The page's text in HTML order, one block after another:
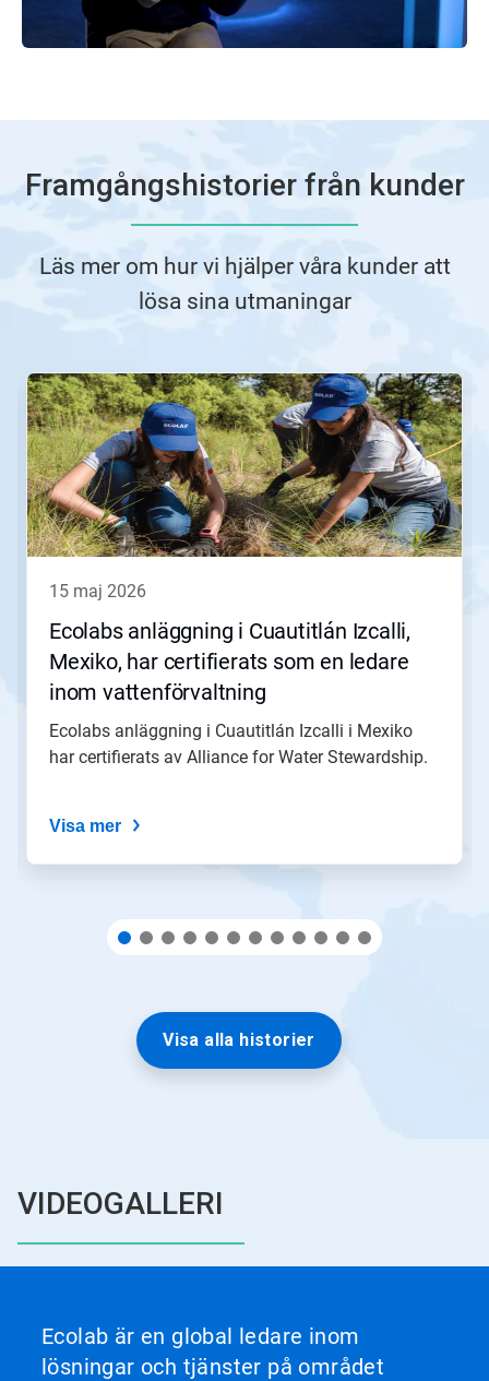
Framgångshistorier från kunder
Läs mer om hur vi hjälper våra kunder att
lösa sina utmaningar
Detta
är
en
karusell.
Använd
knapparna
Nästa
och
Föregående
för
navigera,15 maj 2026
Ecolabs anläggning i Cuautitlán Izcalli,
Mexiko, har certifierats som en ledare
inom vattenförvaltning
Ecolabs anläggning i Cuautitlán Izcalli i Mexiko
har certifierats av Alliance for Water Stewardship.
Visa mer
Visa alla historier
VIDEOGALLERI
Ecolab är en global ledare inom
lösningar och tjänster på området